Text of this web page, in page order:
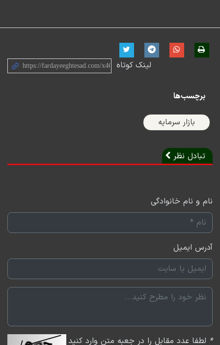
گرفت و به ۳۸۱۴ میلیارد تومان رسید. در بین صنایع خودرو
و قطعات، فلزات اساسی و فرآورده‌های نفتی و در بین نمادها
حقیقی به حقوقی در بازار اتفاق افتاد.
در برنامه زنگ پایان روز یکشنبه همراه با حمید پهلوان،
کارشناس بازار سرمایه به بررسی شرایط فعلی بازار سرمایه و
چشم‌انداز آتی آن پرداختیم. این کارشناس بازار سرمایه اعتقاد
و افزایش قیمت دلار چشم‌انداز مثبتی در انتظار بورس تهران
است.
نگرانی‌هایی نسبت به بازار سرمایه وجود دارد و همین
موضوع مانع و ابهام بزرگی در تداوم روند صعودی فعلی
بورس تهران است. قیمت‌گذاری دستوری مهم‌ترین موضوعی
است که چشم‌انداز بازار سهام را تحت تاثیر منفی قرار داده
رفع این موانع مهم داده شده اما تا کنون، مشاهده اقدامات
لینک کوتاه
برچسب‌ها
بازار سرمایه
تبادل نظر
نام و نام خانوادگی
آدرس ایمیل
* لطفا عدد مقابل را در جعبه متن وارد کنید